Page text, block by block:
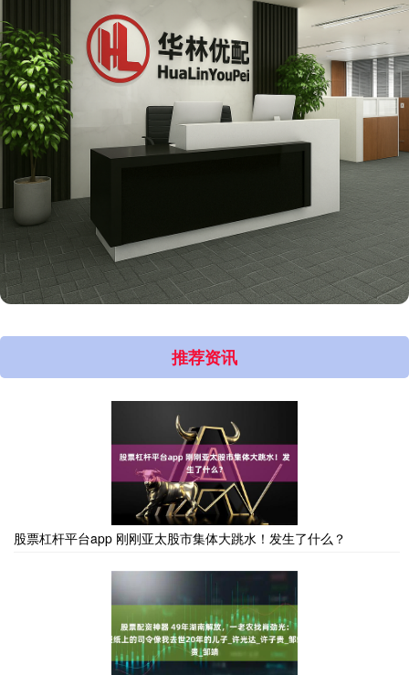
推荐资讯
股票杠杆平台app 刚刚亚太股市集体大跳水！发生了什么？